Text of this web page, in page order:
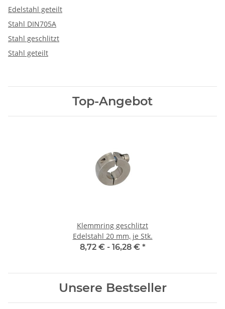
Edelstahl geteilt
Stahl DIN705A
Stahl geschlitzt
Stahl geteilt
Top-Angebot
Klemmring geschlitzt
Edelstahl 20 mm, je Stk.
8,72 € - 16,28 € *
Unsere Bestseller